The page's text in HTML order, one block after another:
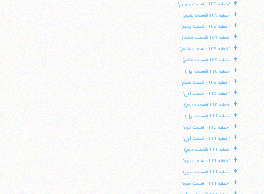
+ "خطبه 109 - قسمت چهارم"
+ خطبه 109 (قسمت پنجم)
+ "خطبه 109 - قسمت پنجم"
+ خطبه 109 (قسمت ششم)
+ "خطبه 109 - قسمت ششم"
+ خطبه 109 (قسمت هفتم)
+ خطبه 110 (قسمت اول)
+ "خطبه 109 - قسمت هفتم"
+ "خطبه 110 - قسمت اول"
+ خطبه 110 (قسمت دوم)
+ خطبه 111 (قسمت اول)
+ "خطبه 110 - قسمت دوم"
+ "خطبه 111 - قسمت اول"
+ خطبه 111 (قسمت دوم)
+ "خطبه 111 - قسمت دوم"
+ خطبه 111 (قسمت سوم)
+ "خطبه 111 - قسمت سوم"